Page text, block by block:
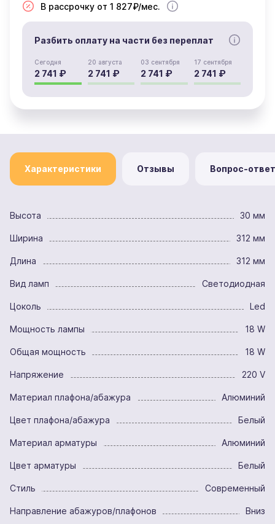
В рассрочку от 1 827₽/мес.
Разбить оплату на части без переплат
Сегодня
2 741 ₽
20 августа
2 741 ₽
03 сентября
2 741 ₽
17 сентября
2 741 ₽
Характеристики Отзывы Вопрос-ответ
Высота 30 мм
Ширина 312 мм
Длина 312 мм
Вид ламп Светодиодная
Цоколь Led
Мощность лампы 18 W
Общая мощность 18 W
Напряжение 220 V
Материал плафона/абажура Алюминий
Цвет плафона/абажура Белый
Материал арматуры Алюминий
Цвет арматуры Белый
Стиль Современный
Направление абажуров/плафонов Вниз